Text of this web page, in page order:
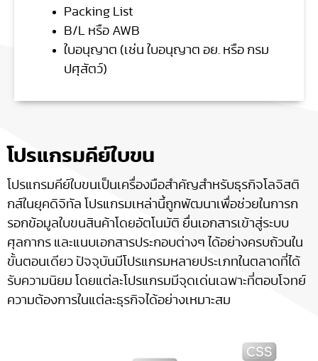
Packing List
B/L หรือ AWB
ใบอนุญาต (เช่น ใบอนุญาต อย. หรือ กรม
ปศุสัตว์)
โปรแกรมคีย์ใบขน
โปรแกรมคีย์ใบขนเป็นเครื่องมือสำคัญสำหรับธุรกิจโลจิสติ
กส์ในยุคดิจิทัล โปรแกรมเหล่านี้ถูกพัฒนาเพื่อช่วยในการก
รอกข้อมูลใบขนสินค้าโดยอัตโนมัติ ยื่นเอกสารเข้าสู่ระบบ
ศุลกากร และแนบเอกสารประกอบต่างๆ ได้อย่างครบถ้วนใน
ขั้นตอนเดียว ปัจจุบันมีโปรแกรมหลายประเภทในตลาดที่ได้
รับความนิยม โดยแต่ละโปรแกรมมีจุดเด่นเฉพาะที่ตอบโจทย์
ความต้องการในแต่ละธุรกิจได้อย่างเหมาะสม